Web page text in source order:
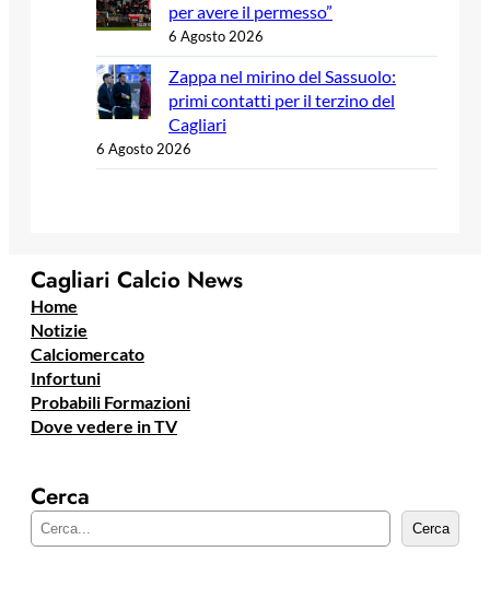
per avere il permesso”
6 Agosto 2026
Zappa nel mirino del Sassuolo:
primi contatti per il terzino del
Cagliari
6 Agosto 2026
Cagliari Calcio News
Home
Notizie
Calciomercato
Infortuni
Probabili Formazioni
Dove vedere in TV
Cerca
e
Cerca